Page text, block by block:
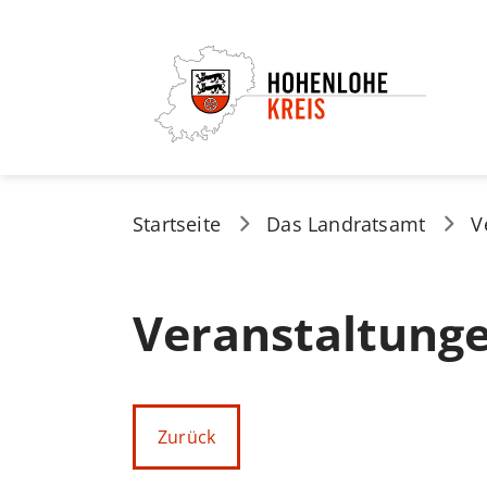
Startseite Das Landratsamt
Zurück